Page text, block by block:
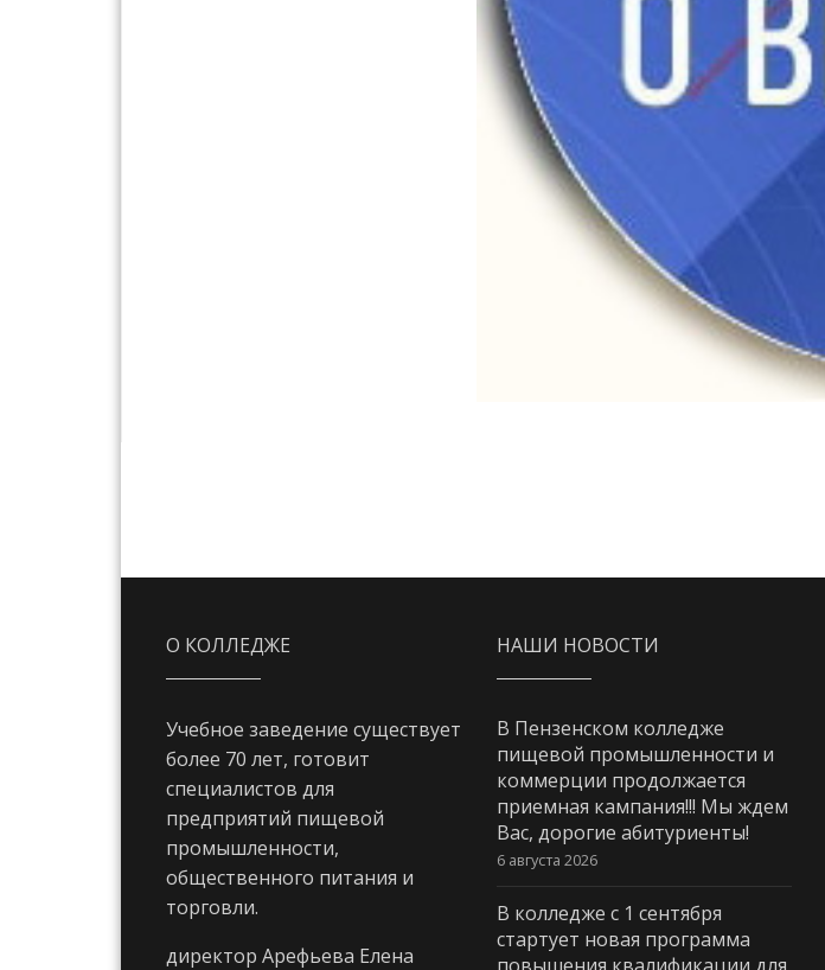
О КОЛЛЕДЖЕ
Учебное заведение существует
более 70 лет, готовит
специалистов для
предприятий пищевой
промышленности,
общественного питания и
торговли.
директор Арефьева Елена
НАШИ НОВОСТИ
В Пензенском колледже
пищевой промышленности и
коммерции продолжается
приемная кампания!!! Мы ждем
Вас, дорогие абитуриенты!
6 августа 2026
В колледже с 1 сентября
стартует новая программа